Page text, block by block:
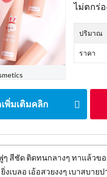
ไม่ตกร่อ
ปริมาณ
ราคา
พิ่มเติมคลิก
ๆ สีชัด ติดทนกลางๆ ทาแล้วขอ
งเบลอ เอ้อสวยงงๆ เบาสบาย